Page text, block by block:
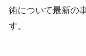
術について最新の
す。